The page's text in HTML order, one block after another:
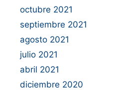
octubre 2021
septiembre 2021
agosto 2021
julio 2021
abril 2021
diciembre 2020